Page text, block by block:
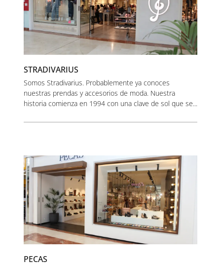
STRADIVARIUS
Somos Stradivarius. Probablemente ya conoces
nuestras prendas y accesorios de moda. Nuestra
historia comienza en 1994 con una clave de sol que se...
PECAS